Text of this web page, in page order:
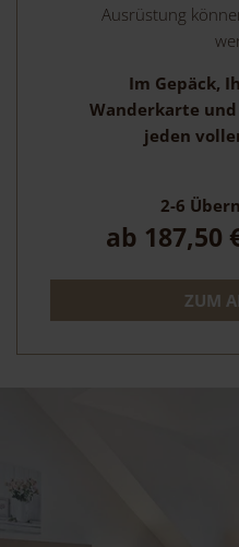
Ausrüstung
Im Gepäck,
Wanderkarte
jeden
2-6
ab 187,50
ZUM